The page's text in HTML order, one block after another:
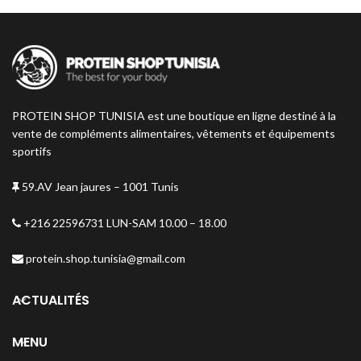
croissance. Associée à la
Créatine Monohydrate de haute
endurance et votre performance
globale.
PROTEIN SHOP TUNISIA est une boutique en ligne destiné à la
vente de compléments alimentaires, vêtements et équipements
sportifs
59.AV Jean jaures – 1001 Tunis
+216 22596731 LUN-SAM 10.00 – 18.00
protein.shop.tunisia@gmail.com
ACTUALITÉS
MENU